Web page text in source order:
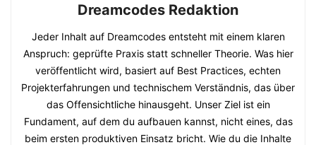
Dreamcodes Redaktion
Jeder Inhalt auf Dreamcodes entsteht mit einem klaren
Anspruch: geprüfte Praxis statt schneller Theorie. Was hier
veröffentlicht wird, basiert auf Best Practices, echten
Projekterfahrungen und technischem Verständnis, das über
das Offensichtliche hinausgeht. Unser Ziel ist ein
Fundament, auf dem du aufbauen kannst, nicht eines, das
beim ersten produktiven Einsatz bricht. Wie du die Inhalte